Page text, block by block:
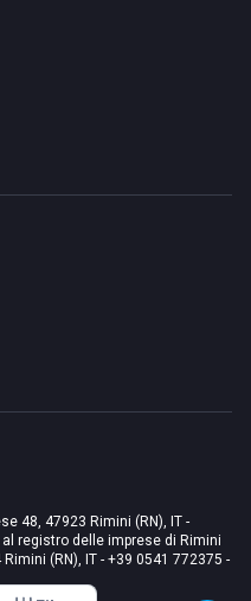
48, 47923 Rimini (RN), IT -
registro delle imprese di Rimini
(RN), IT - +39 0541 772375 -